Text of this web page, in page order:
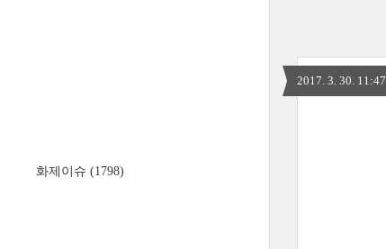
화제이슈 (1798)
2017. 3. 30. 11:47